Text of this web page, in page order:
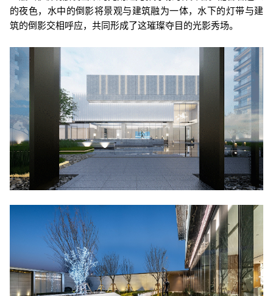
的夜色，水中的倒影将景观与建筑融为一体，水下的灯带与建
筑的倒影交相呼应，共同形成了这璀璨夺目的光影秀场。